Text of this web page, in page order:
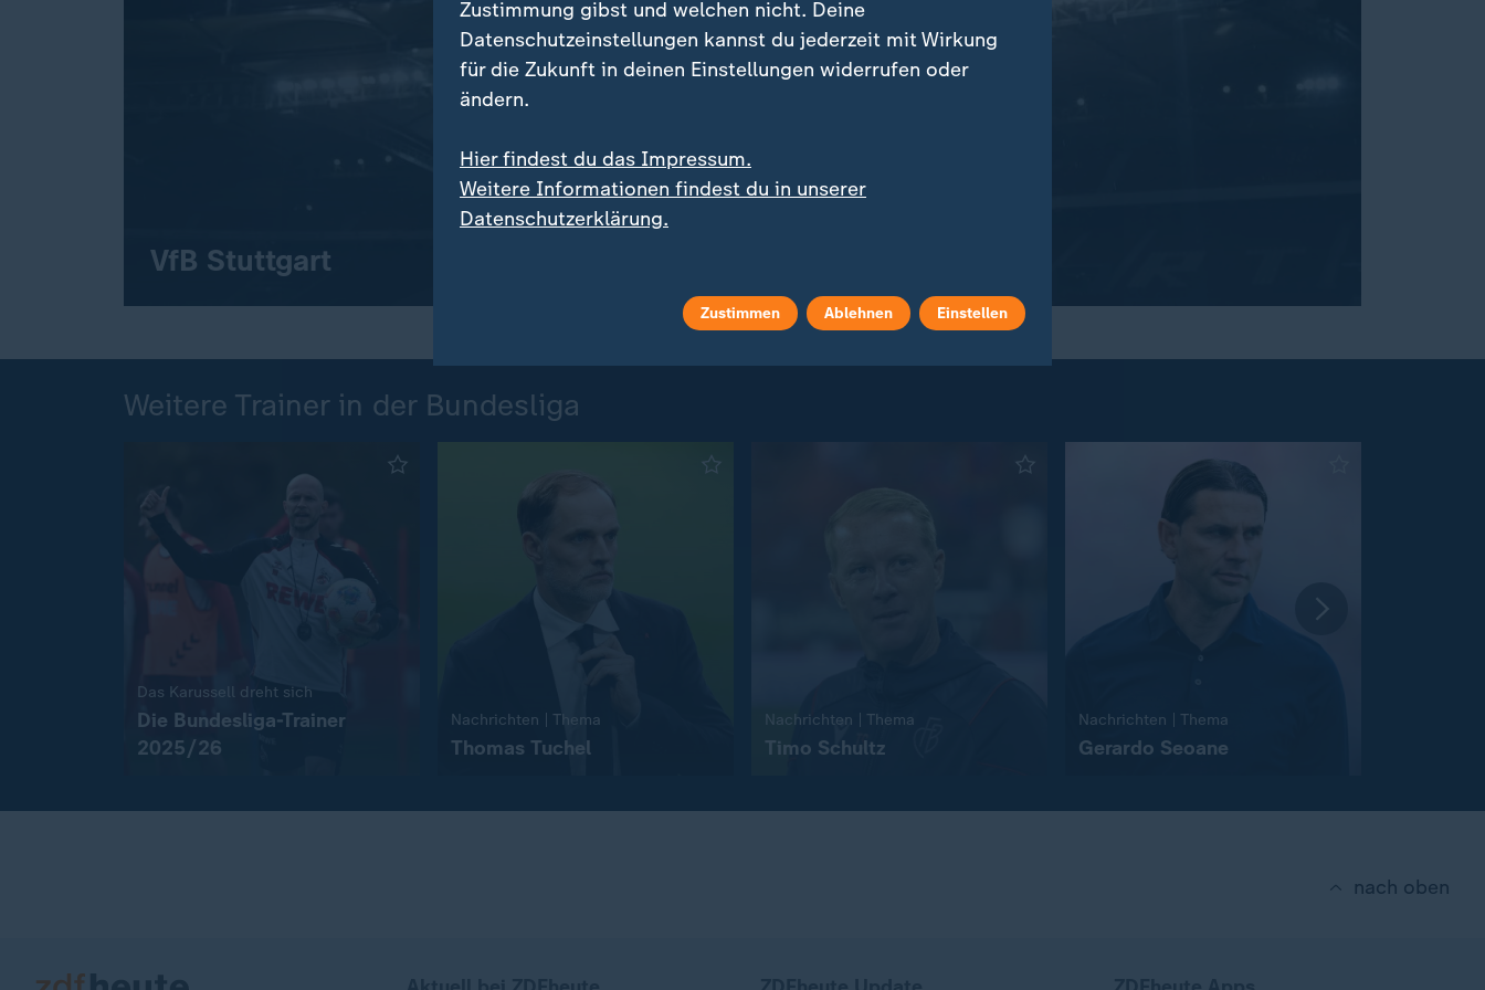
VfB Stuttgart
Weitere Trainer in der Bundesliga
Das Karussell dreht sich
Die Bundesliga-Trainer
2025/26
Nachrichten | Thema
Thomas Tuchel
Nachrichten | Thema
Timo Schultz
Nachrichten | Thema
Gerardo Seoane
nach oben
Zustimmung gibst und welchen nicht. Deine
Datenschutzeinstellungen kannst du jederzeit mit Wirkung
für die Zukunft in deinen Einstellungen widerrufen oder
ändern.
Hier findest du das Impressum.
Weitere Informationen findest du in unserer
Datenschutzerklärung.
Zustimmen Ablehnen Einstellen